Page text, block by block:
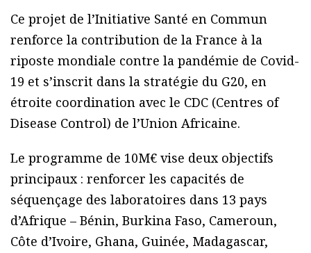
Ce projet de l’Initiative Santé en Commun
renforce la contribution de la France à la
riposte mondiale contre la pandémie de Covid-
19 et s’inscrit dans la stratégie du G20, en
étroite coordination avec le CDC (Centres of
Disease Control) de l’Union Africaine.
Le programme de 10M€ vise deux objectifs
principaux : renforcer les capacités de
séquençage des laboratoires dans 13 pays
d’Afrique – Bénin, Burkina Faso, Cameroun,
Côte d’Ivoire, Ghana, Guinée, Madagascar,